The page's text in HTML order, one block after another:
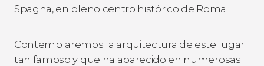
Spagna, en pleno centro histórico de Roma.
Contemplaremos la arquitectura de este lugar
tan famoso y que ha aparecido en numerosas